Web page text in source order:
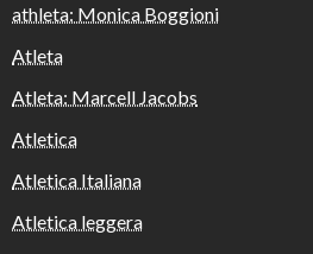
athleta: Monica Boggioni
Atleta
Atleta: Marcell Jacobs
Atletica
Atletica Italiana
Atletica leggera